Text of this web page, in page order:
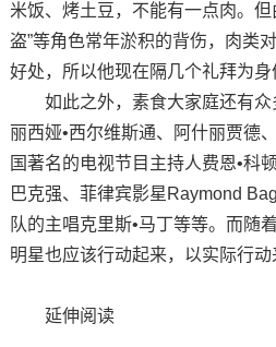
米饭、烤土豆，不能有一点肉。但
盗”等角色常年淤积的背伤，肉类
好处，所以他现在隔几个礼拜为身
如此之外，素食大家庭还有
丽西娅•西尔维斯通、阿什丽贾德
国著名的电视节目主持人费恩•科
巴克强、菲律宾影星Raymond
队的主唱克里斯•马丁等等。而随
明星也应该行动起来，以实际行动
延伸阅读